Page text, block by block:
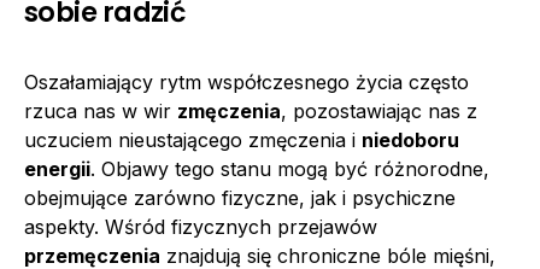
sobie radzić
Oszałamiający rytm współczesnego życia często
rzuca nas w wir zmęczenia, pozostawiając nas z
uczuciem nieustającego zmęczenia i niedoboru
energii. Objawy tego stanu mogą być różnorodne,
obejmujące zarówno fizyczne, jak i psychiczne
aspekty. Wśród fizycznych przejawów
przemęczenia znajdują się chroniczne bóle mięśni,